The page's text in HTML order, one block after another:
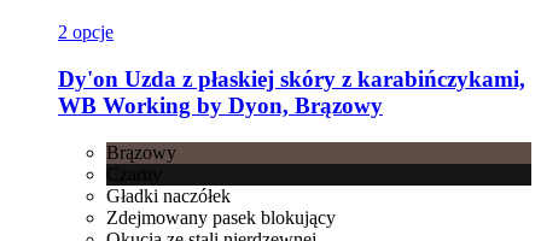
2 opcje
Dy'on Uzda z płaskiej skóry z karabińczykami,
WB Working by Dyon, Brązowy
Brązowy
Gładki naczółek
Zdejmowany pasek blokujący